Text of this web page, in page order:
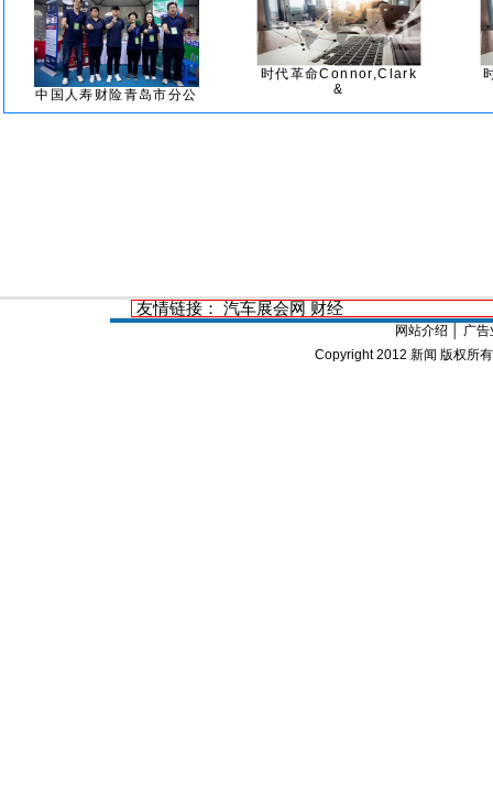
中国人寿财险青岛市分公
时代革命Connor,Clark
&
友情链接： 汽车展会网 财经
网站介绍
广告
Copyright 2012 新闻 版权所